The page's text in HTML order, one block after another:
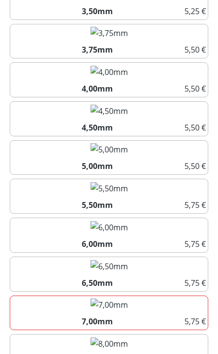
3,50mm
5,25 €
3,50mm
3,75mm
5,50 €
3,75mm
4,00mm
5,50 €
4,00mm
4,50mm
5,50 €
4,50mm
5,00mm
5,50 €
5,00mm
5,50mm
5,75 €
5,50mm
6,00mm
5,75 €
6,00mm
6,50mm
5,75 €
6,50mm
7,00mm
5,75 €
7,00mm